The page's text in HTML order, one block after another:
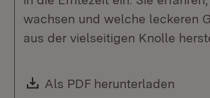
wachsen und welche leckeren
aus der vielseitigen Knolle
Download:
Als PDF herunterladen